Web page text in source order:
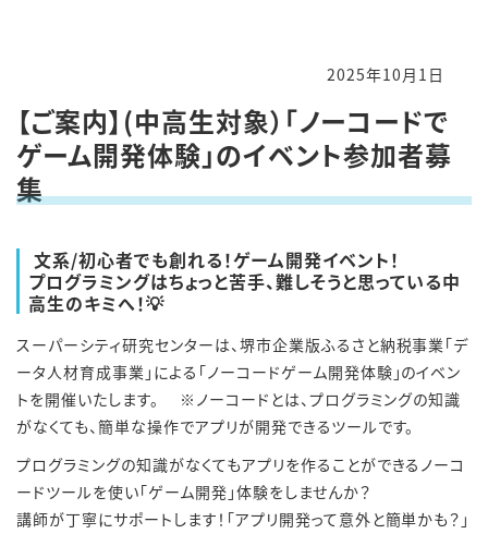
2025年10月1日
【ご案内】(中高生対象）「ノーコードで
ゲーム開発体験」のイベント参加者募
集
文系/初心者でも創れる！ゲーム開発イベント！
プログラミングはちょっと苦手、難しそうと思っている中
高生のキミへ！💡
スーパーシティ研究センターは、堺市企業版ふるさと納税事業「デ
ータ人材育成事業」による「ノーコードゲーム開発体験」のイベン
トを開催いたします。 ※ノーコードとは、プログラミングの知識
がなくても、簡単な操作でアプリが開発できるツールです。
プログラミングの知識がなくてもアプリを作ることができるノーコ
ードツールを使い「ゲーム開発」体験をしませんか？
講師が丁寧にサポートします！「アプリ開発って意外と簡単かも？」